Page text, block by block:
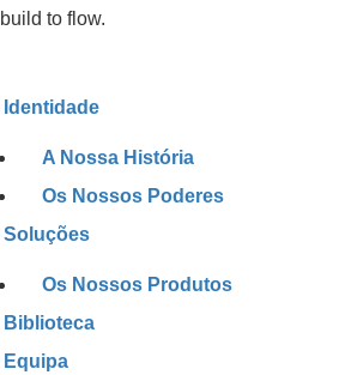
build to flow.
Identidade
A Nossa História
Os Nossos Poderes
Soluções
Os Nossos Produtos
Biblioteca
Equipa